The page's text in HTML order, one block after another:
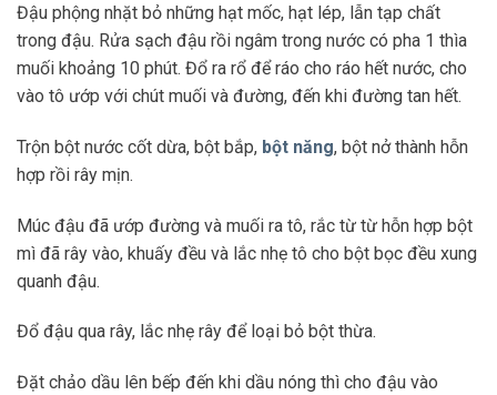
Đậu phộng nhặt bỏ những hạt mốc, hạt lép, lẫn tạp chất
trong đậu. Rửa sạch đậu rồi ngâm trong nước có pha 1 thìa
muối khoảng 10 phút. Đổ ra rổ để ráo cho ráo hết nước, cho
vào tô ướp với chút muối và đường, đến khi đường tan hết.
Trộn bột nước cốt dừa, bột bắp, bột năng, bột nở thành hỗn
hợp rồi rây mịn.
Múc đậu đã ướp đường và muối ra tô, rắc từ từ hỗn hợp bột
mì đã rây vào, khuấy đều và lắc nhẹ tô cho bột bọc đều xung
quanh đậu.
Đổ đậu qua rây, lắc nhẹ rây để loại bỏ bột thừa.
Đặt chảo dầu lên bếp đến khi dầu nóng thì cho đậu vào